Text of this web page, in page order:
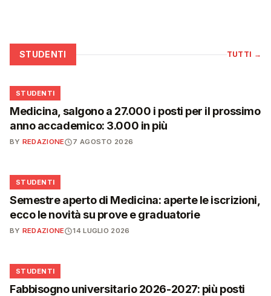
STUDENTI TUTTI →
🎓
STUDENTI
Medicina, salgono a 27.000 i posti per il prossimo
anno accademico: 3.000 in più
BY REDAZIONE 7 AGOSTO 2026
🎓
STUDENTI
Semestre aperto di Medicina: aperte le iscrizioni,
ecco le novità su prove e graduatorie
BY REDAZIONE 14 LUGLIO 2026
🎓
STUDENTI
Fabbisogno universitario 2026-2027: più posti